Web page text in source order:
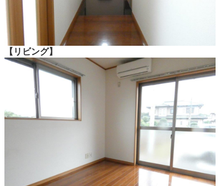
【リビング】